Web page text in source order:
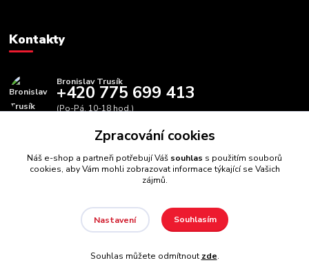
Kontakty
Bronislav Trusík
+420 775 699 413
(Po-Pá, 10-18 hod.)
info@bbfitness.cz
BBfintess.cz -Fitness doplňky a zdravá výživa//Webdesign
Vytvořeno na
Eshop-rychle.cz
Zpracování cookies
Náš e-shop a partneři potřebují Váš souhlas s použitím souborů
cookies, aby Vám mohli zobrazovat informace týkající se Vašich
zájmů.
Nastavení Souhlasím
Souhlas můžete odmítnout zde.